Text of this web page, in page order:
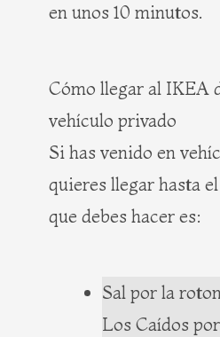
en unos 10 minutos.
Cómo llegar al IKEA
vehículo privado
Si has venido en
quieres llegar hasta
que debes hacer es:
Sal por la
Los Caídos